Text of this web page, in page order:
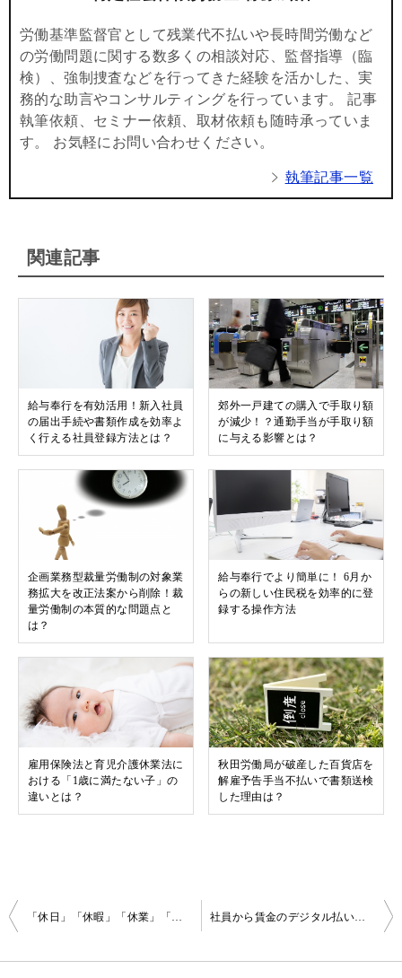
労働基準監督官として残業代不払いや長時間労働など
の労働問題に関する数多くの相談対応、監督指導（臨
検）、強制捜査などを行ってきた経験を活かした、実
務的な助言やコンサルティングを行っています。 記事
執筆依頼、セミナー依頼、取材依頼も随時承っていま
す。 お気軽にお問い合わせください。
執筆記事一覧
関連記事
給与奉行を有効活用！新入社員
の届出手続や書類作成を効率よ
く行える社員登録方法とは？
郊外一戸建ての購入で手取り額
が減少！？通勤手当が手取り額
に与える影響とは？
企画業務型裁量労働制の対象業
務拡大を改正法案から削除！裁
量労働制の本質的な問題点と
は？
給与奉行でより簡単に！ 6月か
らの新しい住民税を効率的に登
録する操作方法
雇用保険法と育児介護休業法に
おける「1歳に満たない子」の
違いとは？
秋田労働局が破産した百貨店を
解雇予告手当不払いで書類送検
した理由は？
投
ナ